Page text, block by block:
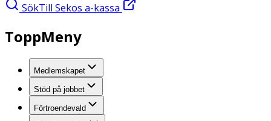
SökTill Sekos a-kassa
ToppMeny
Medlemskapet
Stöd på jobbet
Förtroendevald